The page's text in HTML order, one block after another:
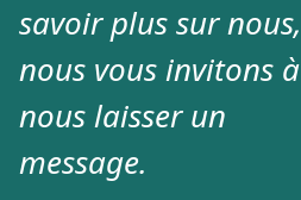
savoir plus sur nous,
nous vous invitons à
nous laisser un
message.